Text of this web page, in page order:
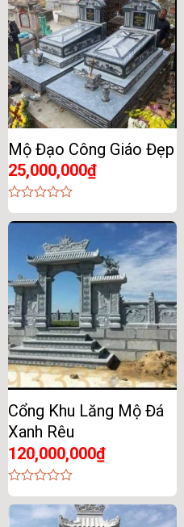
Mộ Đạo Công Giáo Đẹp
25,000,000₫
0
out
Cổng Khu Lăng Mộ Đá
Xanh Rêu
120,000,000₫
0
out
of